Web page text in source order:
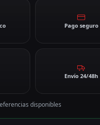
Pago seguro
Envío 24/48h
disponibles